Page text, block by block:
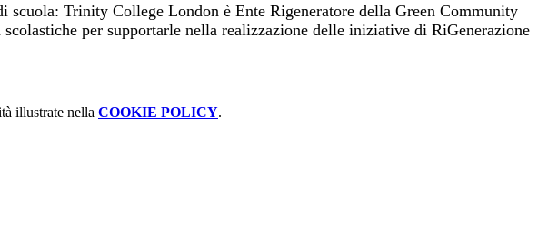
Trinity College London è Ente Rigeneratore della Green Community
per supportarle nella realizzazione delle iniziative di RiGenerazione
illustrate nella COOKIE POLICY.